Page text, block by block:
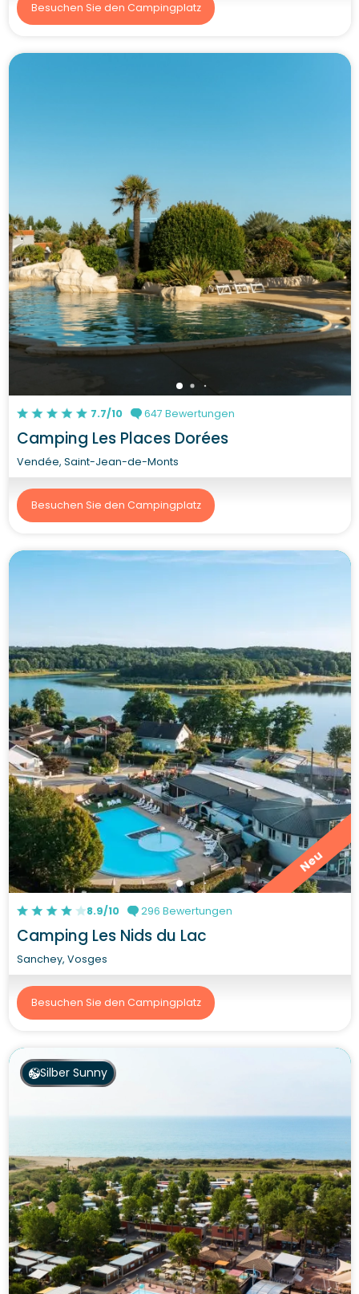
Besuchen Sie den Campingplatz
7.7/10 647 Bewertungen
Camping Les Places Dorées
Vendée, Saint-Jean-de-Monts
Besuchen Sie den Campingplatz
Neu
8.9/10 296 Bewertungen
Camping Les Nids du Lac
Sanchey, Vosges
Besuchen Sie den Campingplatz
Silber Sunny